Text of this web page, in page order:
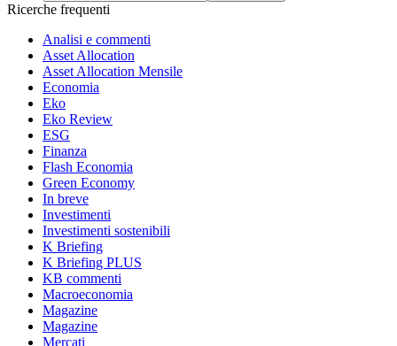
Ricerche frequenti
Analisi e commenti
Asset Allocation
Asset Allocation Mensile
Economia
Eko
Eko Review
ESG
Finanza
Flash Economia
Green Economy
In breve
Investimenti
Investimenti sostenibili
K Briefing
K Briefing PLUS
KB commenti
Macroeconomia
Magazine
Magazine
Mercati